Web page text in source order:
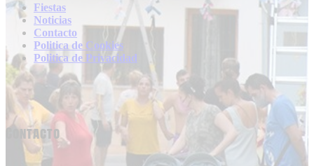
Fiestas
Noticias
Contacto
Politica de Cookies
Politica de Privacidad
Contacto